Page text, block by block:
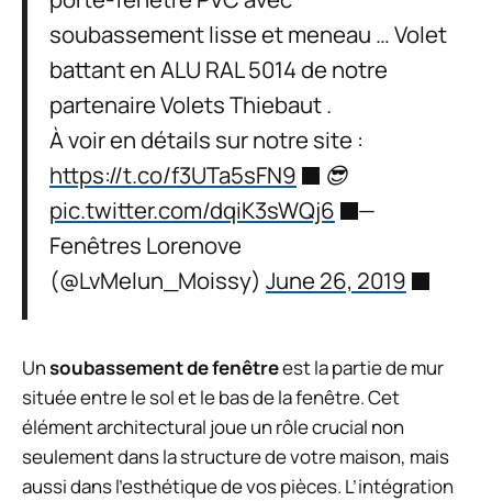
soubassement lisse et meneau … Volet
battant en ALU RAL 5014 de notre
partenaire Volets Thiebaut .
À voir en détails sur notre site :
https://t.co/f3UTa5sFN9
😎
pic.twitter.com/dqiK3sWQj6
—
Fenêtres Lorenove
(@LvMelun_Moissy) June 26, 2019
Unsoubassement de fenêtreest la partie de mur
située entre le sol et le bas de la fenêtre. Cet
élément architectural joue un rôle crucial non
seulement dans la structure de votre maison, mais
aussi dans l’esthétique de vos pièces. L’intégration